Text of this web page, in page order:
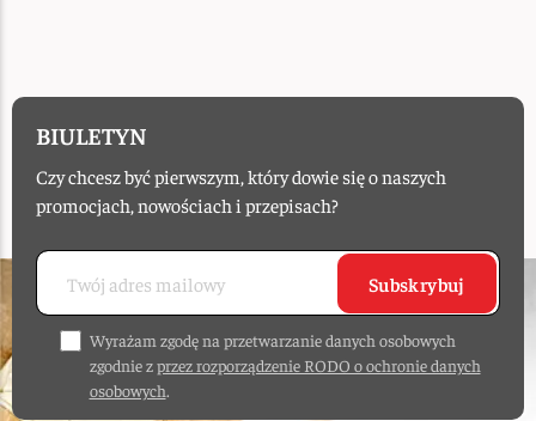
BIULETYN
Czy chcesz być pierwszym, który dowie się o naszych
promocjach, nowościach i przepisach?
Subskrybuj
Wyrażam zgodę na przetwarzanie danych osobowych
zgodnie zprzez rozporządzenie RODO o ochronie danych
osobowych.